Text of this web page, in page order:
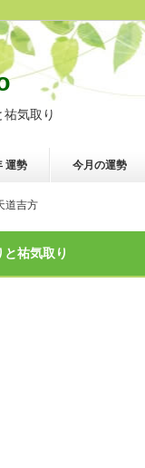
気取り
運勢 今月の運勢
道吉方
祐気取り